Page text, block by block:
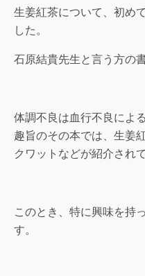
生姜紅茶について、初め
した。
石原結貴先生と言う方の
体調不良は血行不良によ
趣旨のその本では、生姜
クワットなどが紹介され
このとき、特に興味を持
す。